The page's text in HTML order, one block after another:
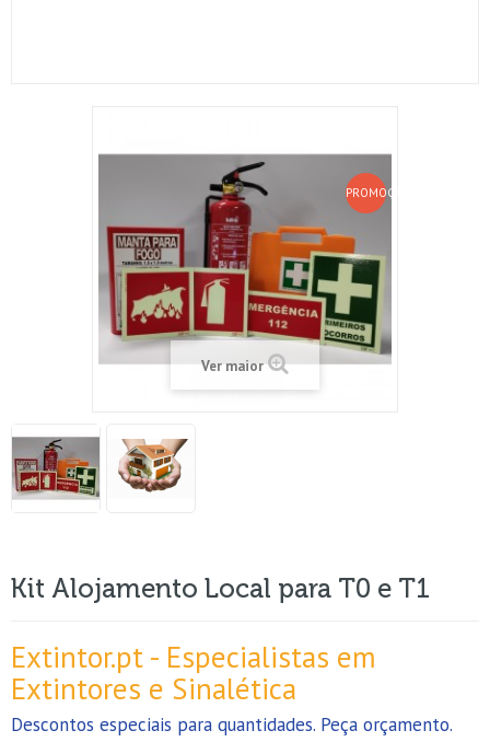
PROMOÇÃO!
Ver maior
Kit Alojamento Local para T0 e T1
Extintor.pt - Especialistas em
Extintores e Sinalética
Descontos especiais para quantidades. Peça orçamento.